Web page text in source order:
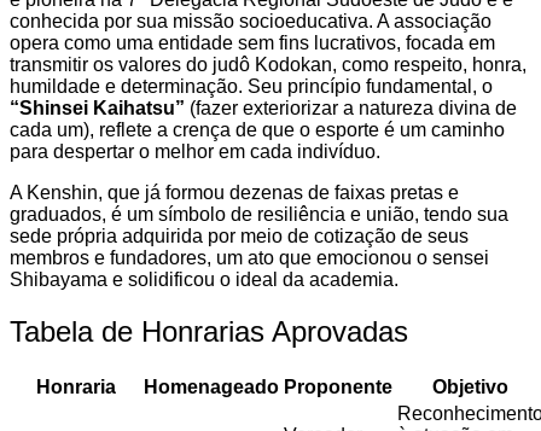
conhecida por sua missão socioeducativa. A associação
opera como uma entidade sem fins lucrativos, focada em
transmitir os valores do judô Kodokan, como respeito, honra,
humildade e determinação. Seu princípio fundamental, o
“Shinsei Kaihatsu” (fazer exteriorizar a natureza divina de
cada um), reflete a crença de que o esporte é um caminho
para despertar o melhor em cada indivíduo.
A Kenshin, que já formou dezenas de faixas pretas e
graduados, é um símbolo de resiliência e união, tendo sua
sede própria adquirida por meio de cotização de seus
membros e fundadores, um ato que emocionou o sensei
Shibayama e solidificou o ideal da academia.
Tabela de Honrarias Aprovadas
Honraria Homenageado Proponente Objetivo